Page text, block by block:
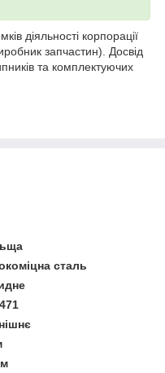
діяльності корпорації
запчастин). Досвід
та комплектуючих
сталь